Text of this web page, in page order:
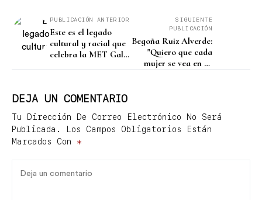
PUBLICACIÓN ANTERIOR
Este es el legado
cultural y racial que
celebra la MET Gala
SIGUIENTE
PUBLICACIÓN
Begoña Ruiz Alverde:
"Quiero que cada
mujer se vea en su
DEJA UN COMENTARIO
Tu Dirección De Correo Electrónico No Será
Publicada.
Los Campos Obligatorios Están
Marcados Con *